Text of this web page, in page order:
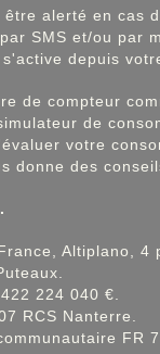
être alerté en cas
SMS et/ou par
depuis
de compteur
de
votre
donne des
Altiplano, 4
224 040 €.
RCS Nanterre.
FR